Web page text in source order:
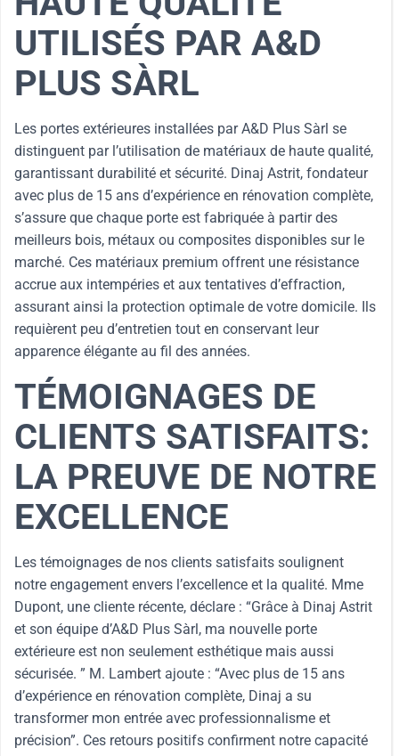
UTILISÉS PAR A&D
PLUS SÀRL
Les portes extérieures installées par A&D Plus Sàrl se
distinguent par l’utilisation de matériaux de haute qualité,
garantissant durabilité et sécurité. Dinaj Astrit, fondateur
avec plus de 15 ans d’expérience en rénovation complète,
s’assure que chaque porte est fabriquée à partir des
meilleurs bois, métaux ou composites disponibles sur le
marché. Ces matériaux premium offrent une résistance
accrue aux intempéries et aux tentatives d’effraction,
assurant ainsi la protection optimale de votre domicile. Ils
requièrent peu d’entretien tout en conservant leur
apparence élégante au fil des années.
TÉMOIGNAGES DE
CLIENTS SATISFAITS:
LA PREUVE DE NOTRE
EXCELLENCE
Les témoignages de nos clients satisfaits soulignent
notre engagement envers l’excellence et la qualité. Mme
Dupont, une cliente récente, déclare : “Grâce à Dinaj Astrit
et son équipe d’A&D Plus Sàrl, ma nouvelle porte
extérieure est non seulement esthétique mais aussi
sécurisée. ” M. Lambert ajoute : “Avec plus de 15 ans
d’expérience en rénovation complète, Dinaj a su
transformer mon entrée avec professionnalisme et
précision”. Ces retours positifs confirment notre capacité